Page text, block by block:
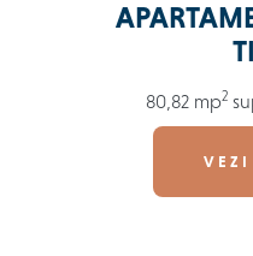
80,82 mp2
VEZI